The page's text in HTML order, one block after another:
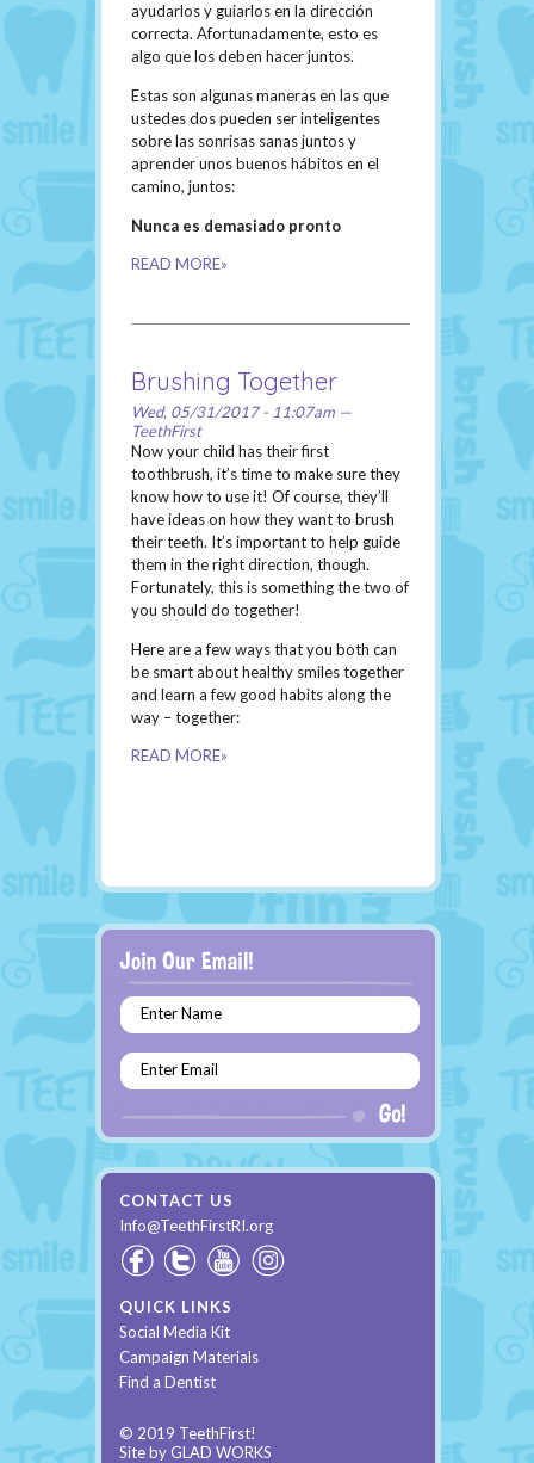
ayudarlos y guiarlos en la dirección
correcta. Afortunadamente, esto es
algo que los deben hacer juntos.
Estas son algunas maneras en las que
ustedes dos pueden ser inteligentes
sobre las sonrisas sanas juntos y
aprender unos buenos hábitos en el
camino, juntos:
Nunca es demasiado pronto
READ MORE»
Brushing Together
Wed, 05/31/2017 - 11:07am —
TeethFirst
Now your child has their first
toothbrush, it’s time to make sure they
know how to use it! Of course, they’ll
have ideas on how they want to brush
their teeth. It’s important to help guide
them in the right direction, though.
Fortunately, this is something the two of
you should do together!
Here are a few ways that you both can
be smart about healthy smiles together
and learn a few good habits along the
way – together:
READ MORE»
Enter Name
Enter Email
CONTACT US
Info@TeethFirstRI.org
QUICK LINKS
Social Media Kit
Campaign Materials
Find a Dentist
© 2019 TeethFirst!
Site by GLAD WORKS